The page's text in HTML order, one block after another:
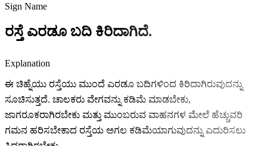
Sign Name
ರಸ್ತೆ ಎರಡೂ ಬದಿ ಕಿರಿದಾಗಿದೆ.
Explanation
ಈ ಚಿಹ್ನೆಯು ರಸ್ತೆಯು ಮುಂದೆ ಎರಡೂ ಬದಿಗಳಿಂದ ಕಿರಿದಾಗಿರುವುದನ್ನು
ಸೂಚಿಸುತ್ತದೆ. ಚಾಲಕರು ವೇಗವನ್ನು ಕಡಿಮೆ ಮಾಡಬೇಕು,
ಜಾಗರೂಕರಾಗಿರಬೇಕು ಮತ್ತು ಮುಂಬರುವ ವಾಹನಗಳ ಮೇಲೆ ಹೆಚ್ಚುವರಿ
ಗಮನ ಹರಿಸಬೇಕಾದ ರಸ್ತೆಯ ಅಗಲ ಕಡಿಮೆಯಾಗುವುದನ್ನು ಎದುರಿಸಲು